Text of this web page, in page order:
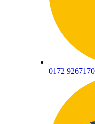
0172 9267170